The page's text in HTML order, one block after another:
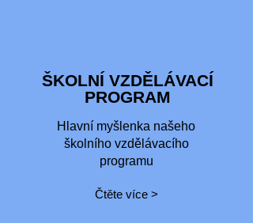
ŠKOLNÍ VZDĚLÁVACÍ
PROGRAM
Hlavní myšlenka našeho
školního vzdělávacího
programu
Čtěte více >